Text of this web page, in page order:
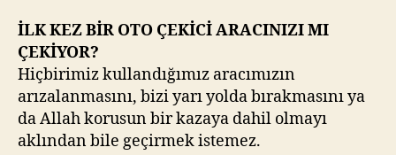
İLK KEZ BİR OTO ÇEKİCİ ARACINIZI MI
ÇEKİYOR?
Hiçbirimiz kullandığımız aracımızın
arızalanmasını, bizi yarı yolda bırakmasını ya
da Allah korusun bir kazaya dahil olmayı
aklından bile geçirmek istemez.